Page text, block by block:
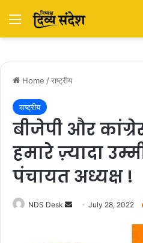
Menu
Home /राष्ट्रीय
राष्ट्रीय
बीजेपी और
हमारे ज़्यादा
पंचायत अध्यक्ष !
NDS Desk July 28, 2022